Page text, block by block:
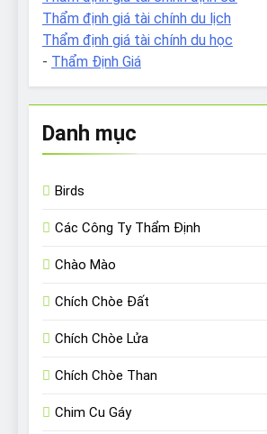
Thẩm định giá tài chính du lịch
Thẩm định giá tài chính du học
- Thẩm Định Giá
Danh mục
Birds
Các Công Ty Thẩm Định
Chào Mào
Chích Chòe Đất
Chích Chòe Lửa
Chích Chòe Than
Chim Cu Gáy